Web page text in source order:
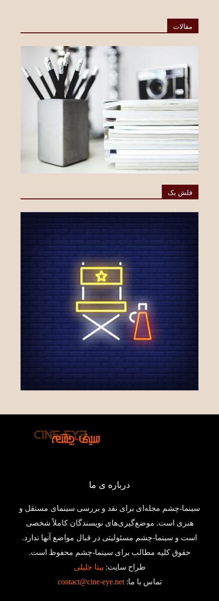
مقالات
فلش بک
درباره ی ما
سینما-چشم مجله‌ای برای نقد و بررسی سینمای مستقل و
هنری است. موضع‌گیری‌های نویسندگان کاملاً شخصی
است و سینما-چشم مسئولیتی در قبال مواضع آنها ندارد.
حقوق کلیه مطالب برای سینما-چشم محفوظ است.
طراح سایت: بیتا جلیلی
تماس با ما:contact@cine-eye.net